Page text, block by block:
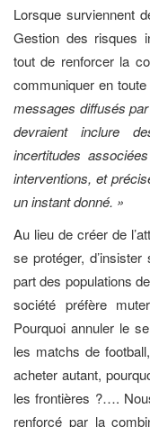
Lorsque surviennent
Gestion des risques
tout de renforcer la
communiquer en
messages diffusés
devraient inclure
incertitudes
interventions, et
un instant donné. »
Au lieu de créer de
se protéger,
part des populations
société préfère
Pourquoi annuler le
les matchs de
acheter autant,
les frontières ?….
renforcé par la